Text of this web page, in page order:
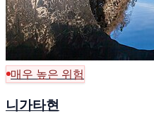
매우 높은 위험
니가타현